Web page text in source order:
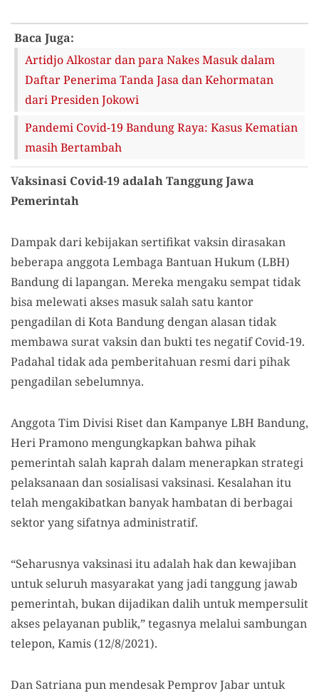
Baca Juga:
Artidjo Alkostar dan para Nakes Masuk dalam
Daftar Penerima Tanda Jasa dan Kehormatan
dari Presiden Jokowi
Pandemi Covid-19 Bandung Raya: Kasus Kematian
masih Bertambah
Vaksinasi Covid-19 adalah Tanggung Jawa
Pemerintah
Dampak dari kebijakan sertifikat vaksin dirasakan
beberapa anggota Lembaga Bantuan Hukum (LBH)
Bandung di lapangan. Mereka mengaku sempat tidak
bisa melewati akses masuk salah satu kantor
pengadilan di Kota Bandung dengan alasan tidak
membawa surat vaksin dan bukti tes negatif Covid-19.
Padahal tidak ada pemberitahuan resmi dari pihak
pengadilan sebelumnya.
Anggota Tim Divisi Riset dan Kampanye LBH Bandung,
Heri Pramono mengungkapkan bahwa pihak
pemerintah salah kaprah dalam menerapkan strategi
pelaksanaan dan sosialisasi vaksinasi. Kesalahan itu
telah mengakibatkan banyak hambatan di berbagai
sektor yang sifatnya administratif.
“Seharusnya vaksinasi itu adalah hak dan kewajiban
untuk seluruh masyarakat yang jadi tanggung jawab
pemerintah, bukan dijadikan dalih untuk mempersulit
akses pelayanan publik,” tegasnya melalui sambungan
telepon, Kamis (12/8/2021).
Dan Satriana pun mendesak Pemprov Jabar untuk